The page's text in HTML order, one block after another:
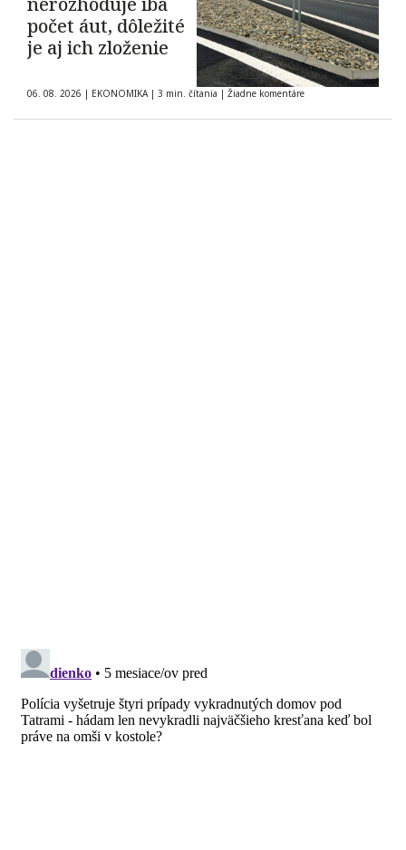
počet áut, dôležité
je aj ich zloženie
06. 08. 2026 | EKONOMIKA | 3 min. čítania | Žiadne komentáre